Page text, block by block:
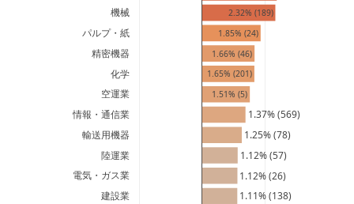
1.11% (138)
1.12% (26)
1.12% (57)
1.25% (78)
1.37% (569)
1.51% (5)
1.65% (201)
1.66% (46)
1.85% (24)
2.32% (189)
建設業
電気・ガス業
陸運業
輸送用機器
情報・通信業
空運業
化学
精密機器
パルプ・紙
機械